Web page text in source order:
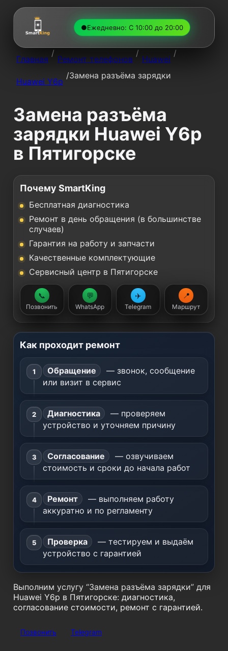
●Ежедневно: С 10:00 до 20:00
Главная
/
Ремонт телефонов
/
Huawei
/
Huawei Y6p
/Замена разъёма зарядки
Замена разъёма
зарядки Huawei Y6p
в Пятигорске
Почему SmartKing
Бесплатная диагностика
Ремонт в день обращения (в большинстве
случаев)
Гарантия на работу и запчасти
Качественные комплектующие
Сервисный центр в Пятигорске
📞
Позвонить
💬
WhatsApp
✈️
Telegram
📍
Маршрут
Как проходит ремонт
Обращение
— звонок, сообщение
или визит в сервис
Диагностика
— проверяем
устройство и уточняем причину
Согласование
— озвучиваем
стоимость и сроки до начала работ
Ремонт
— выполняем работу
аккуратно и по регламенту
Проверка
— тестируем и выдаём
устройство с гарантией
Выполним услугу “Замена разъёма зарядки” для
Huawei Y6p в Пятигорске: диагностика,
согласование стоимости, ремонт с гарантией.
Позвонить Telegram